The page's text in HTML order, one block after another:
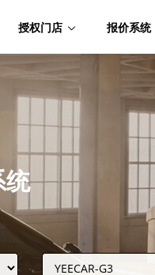
授权门店 报价系统
统